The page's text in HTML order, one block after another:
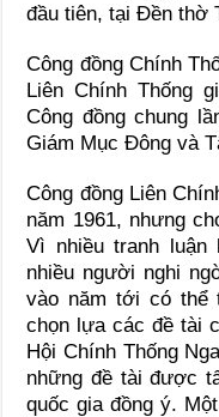
đầu tiên, tại Đền thờ
Công đồng Chính
Liên Chính Thống
Công đồng chung
Giám Mục Đông và
Công đồng Liên
năm 1961, nhưng
Vì nhiều tranh luận
nhiều người nghi
vào năm tới có thể
chọn lựa các đề tài
Hội Chính Thống
những đề tài được
quốc gia đồng ý.